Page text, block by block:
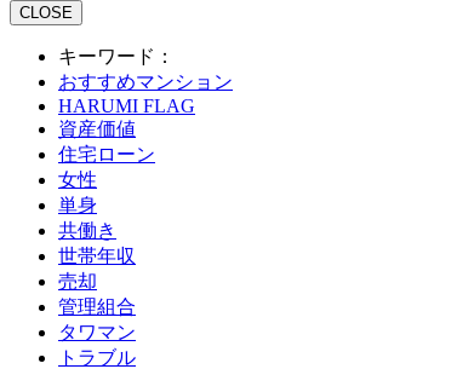
CLOSE
キーワード：
おすすめマンション
HARUMI FLAG
資産価値
住宅ローン
女性
単身
共働き
世帯年収
売却
管理組合
タワマン
トラブル